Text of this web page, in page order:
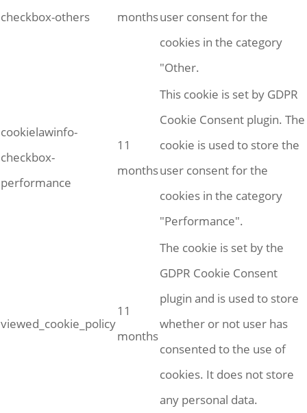
checkbox-others
monthsuser consent for the
cookies in the category
"Other.
cookielawinfo-
checkbox-
performance
11
months
This cookie is set by GDPR
Cookie Consent plugin. The
cookie is used to store the
user consent for the
cookies in the category
"Performance".
viewed_cookie_policy
11
months
The cookie is set by the
GDPR Cookie Consent
plugin and is used to store
whether or not user has
consented to the use of
cookies. It does not store
any personal data.